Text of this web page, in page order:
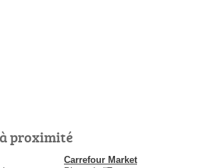
proximité
Carrefour Market